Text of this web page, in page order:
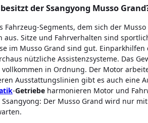
der Ssangyong Musso
Fahrzeug-Segments, dem sich der
Sitze und Fahrverhalten sind
im Musso Grand sind gut.
nützliche Assistenzsysteme. Das
vollkommen in Ordnung. Der Motor
Ausstattungslinien gibt es auch eine
-Getriebe harmonieren Motor und
Der Musso Grand wird nur mit